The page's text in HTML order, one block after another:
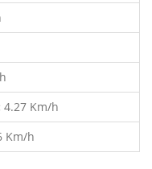
4.27 Km/h
Km/h